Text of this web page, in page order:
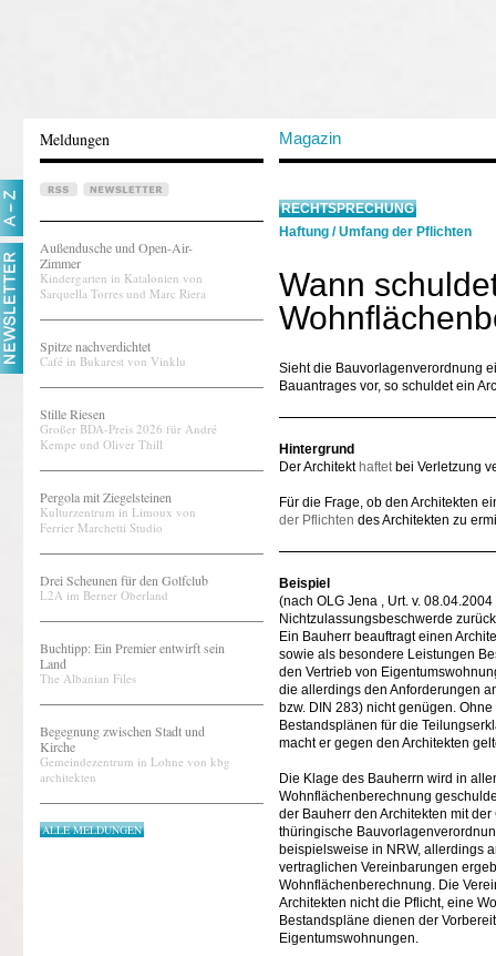
Meldungen Magazin
Außendusche und Open-Air-
Zimmer
Kindergarten in Katalonien von
Sarquella Torres und Marc Riera
Spitze nachverdichtet
Café in Bukarest von Vinklu
Stille Riesen
Großer BDA-Preis 2026 für André
Kempe und Oliver Thill
Pergola mit Ziegelsteinen
Kulturzentrum in Limoux von
Ferrier Marchetti Studio
Drei Scheunen für den Golfclub
L2A im Berner Oberland
Buchtipp: Ein Premier entwirft sein
Land
The Albanian Files
Begegnung zwischen Stadt und
Kirche
Gemeindezentrum in Lohne von kbg
architekten
ALLE MELDUNGEN
RECHTSPRECHUNG
Haftung /Umfang der Pflichten
Wann
Sieht die Bauvorlagenverordnung
Bauantrages vor, so schuldet ein
Hintergrund
Der Architekt haftetbei Verletzung
Für die Frage, ob den Architekten
der Pflichten des Architekten zu
Beispiel
(nach OLG Jena , Urt. v.
Nichtzulassungsbeschwerde
Ein Bauherr beauftragt einen
sowie als besondere Leistungen
den Vertrieb von
die allerdings den Anforderungen
bzw. DIN 283) nicht genügen.
Bestandsplänen für die
macht er gegen den Architekten
Die Klage des Bauherrn wird in
Wohnflächenberechnung
der Bauherr den Architekten mit
thüringische
beispielsweise in NRW, allerdings
vertraglichen Vereinbarungen
Wohnflächenberechnung. Die
Architekten nicht die Pflicht, eine
Bestandspläne dienen der
Eigentumswohnungen.